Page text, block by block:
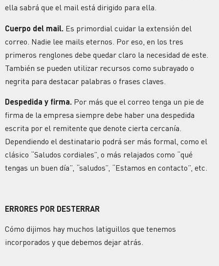
ella sabrá que el mail está dirigido para ella.
Cuerpo del mail. Es primordial cuidar la extensión del
correo. Nadie lee mails eternos. Por eso, en los tres
primeros renglones debe quedar claro la necesidad de este.
También se pueden utilizar recursos como subrayado o
negrita para destacar palabras o frases claves.
Despedida y firma. Por más que el correo tenga un pie de
firma de la empresa siempre debe haber una despedida
escrita por el remitente que denote cierta cercanía.
Dependiendo el destinatario podrá ser más formal, como el
clásico “Saludos cordiales”, o más relajados como “qué
tengas un buen día”, “saludos”, “Estamos en contacto”, etc.
ERRORES POR DESTERRAR
Cómo dijimos hay muchos latiguillos que tenemos
incorporados y que debemos dejar atrás.